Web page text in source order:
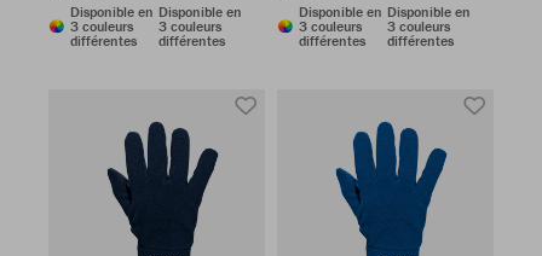
Disponible en
3 couleurs
différentes
Disponible en
3 couleurs
différentes
Disponible en
3 couleurs
différentes
Disponible en
3 couleurs
différentes